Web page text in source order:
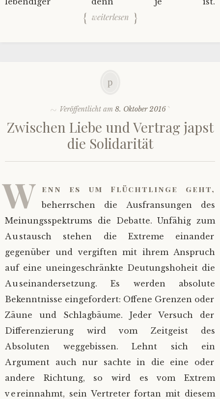
weiterlesen
Veröffentlicht am8. Oktober 2016
Zwischen Liebe und Vertrag japst
die Solidarität
W enn es um Flüchtlinge geht,
beherrschen die Ausfransungen des
Meinungsspektrums die Debatte. Unfähig zum
Austausch stehen die Extreme einander
gegenüber und vergiften mit ihrem Anspruch
auf eine uneingeschränkte Deutungshoheit die
Auseinandersetzung. Es werden absolute
Bekenntnisse eingefordert: Offene Grenzen oder
Zäune und Schlagbäume. Jeder Versuch der
Differenzierung wird vom Zeitgeist des
Absoluten weggebissen. Lehnt sich ein
Argument auch nur sachte in die eine oder
andere Richtung, so wird es vom Extrem
vereinnahmt, sein Vertreter fortan mit diesem